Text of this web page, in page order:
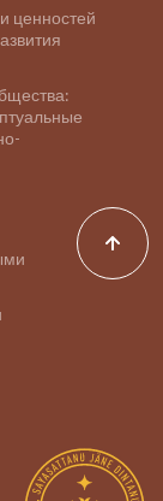
ценностей